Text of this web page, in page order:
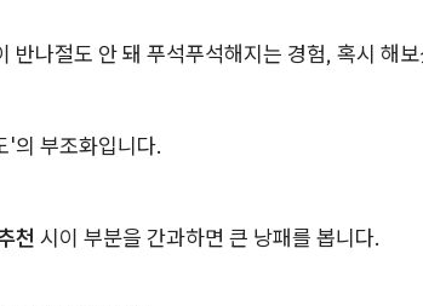
반나절도 안 돼 푸석푸석해지는 경험, 혹시 해
'의 부조화입니다.
천 시이 부분을 간과하면 큰 낭패를 봅니다.